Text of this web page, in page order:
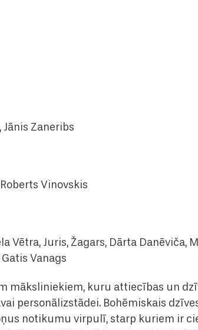
Jānis Zaneribs
Vinovskis
Vētra, Juris, Žagars, Dārta Danēviča,
Vanags
māksliniekiem, kuru attiecības un
personālizstādei. Bohēmiskais
notikumu virpulī, starp kuriem ir